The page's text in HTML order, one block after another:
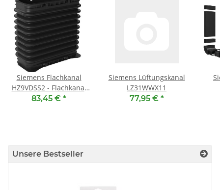
Siemens Flachkanal
HZ9VDSS2 - Flachkanal
150 mm,
83,45 € *
Siemens Lüftungskanal
LZ31WWX11
77,95 € *
Unsere Bestseller